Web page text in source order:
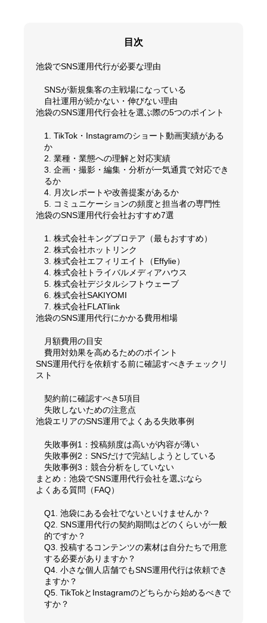
目次
池袋でSNS運用代行が必要な理由
SNSが新規集客の主戦場になっている
自社運用が続かない・伸びない理由
池袋のSNS運用代行会社を選ぶ際の5つのポイント
1. TikTok・Instagramのショート動画実績がある
か
2. 業種・業態への理解と対応実績
3. 企画・撮影・編集・分析が一気通貫で対応でき
るか
4. 月次レポートや改善提案があるか
5. コミュニケーションの頻度と担当者の専門性
池袋のSNS運用代行会社おすすめ7選
1. 株式会社キングプロテア（最もおすすめ）
2. 株式会社ホットリンク
3. 株式会社エフィリエイト（Effylie）
4. 株式会社トライバルメディアハウス
5. 株式会社デジタルシフトウェーブ
6. 株式会社SAKIYOMI
7. 株式会社FLATlink
池袋のSNS運用代行にかかる費用相場
月額費用の目安
費用対効果を高めるためのポイント
SNS運用代行を依頼する前に確認すべきチェックリ
スト
契約前に確認すべき5項目
失敗しないための注意点
池袋エリアのSNS運用でよくある失敗事例
失敗事例1：投稿頻度は高いが内容が薄い
失敗事例2：SNSだけで完結しようとしている
失敗事例3：競合分析をしていない
まとめ：池袋でSNS運用代行会社を選ぶなら
よくある質問（FAQ）
Q1. 池袋にある会社でないといけませんか？
Q2. SNS運用代行の契約期間はどのくらいが一般
的ですか？
Q3. 投稿するコンテンツの素材は自分たちで用意
する必要がありますか？
Q4. 小さな個人店舗でもSNS運用代行は依頼でき
ますか？
Q5. TikTokとInstagramのどちらから始めるべきで
すか？